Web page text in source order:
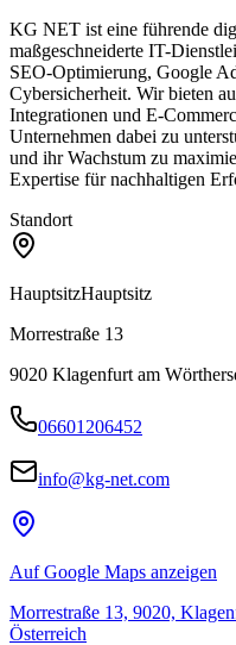
KG NET ist eine führende
maßgeschneiderte IT-
SEO-Optimierung, Google
Cybersicherheit. Wir bieten
Integrationen und E-
Unternehmen dabei zu
und ihr Wachstum zu
Expertise für nachhaltigen
Standort
HauptsitzHauptsitz
Morrestraße 13
9020 Klagenfurt am
06601206452
info@kg-net.com
Auf Google Maps anzeigen
Morrestraße 13, 9020,
Österreich